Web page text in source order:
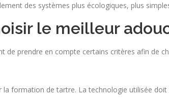
des systèmes plus écologiques, plus
le meilleur
de prendre en compte certains critères afin de
la formation de tartre. La technologie utilisée